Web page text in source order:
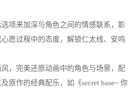
项来加深与角色之间的情感联系，影
愿过程中的态度，解锁仁太线、安鸣
，完美还原动画中的角色与场景，配
原作的经典配乐，如《secret base~ 你